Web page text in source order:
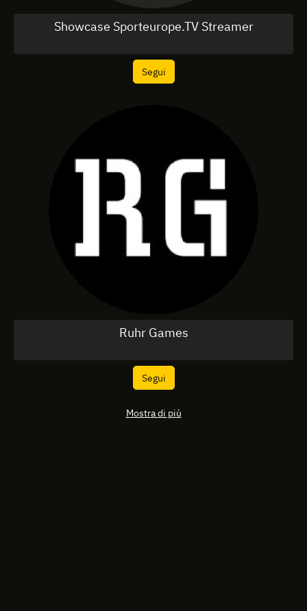
Showcase Sporteurope.TV Streamer
Segui
Ruhr Games
Segui
Mostra di più